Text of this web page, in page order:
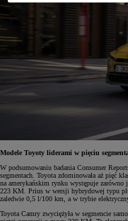
Modele Toyoty liderami w pięciu
W podsumowaniu badania Consumer
segmentach. Toyota zdominowała aż pięć
na amerykańskim rynku występuje
223 KM. Prius w wersji hybrydowej typu
zaledwie 0,5 l/100 km, a w trybie
Toyota Camry zwyciężyła w segmencie